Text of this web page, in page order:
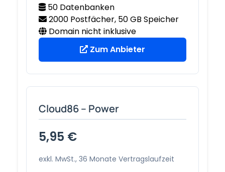
50 Datenbanken
2000 Postfächer, 50 GB Speicher
Domain nicht inklusive
Zum Anbieter
Cloud86 – Power
5,95 €
exkl. MwSt., 36 Monate Vertragslaufzeit